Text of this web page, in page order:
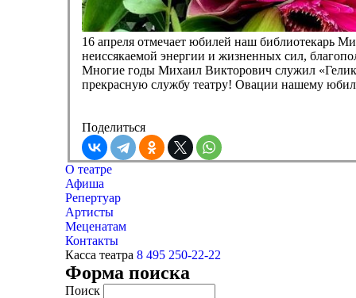
16 апреля отмечает юбилей наш библиотекарь
неиссякаемой энергии и жизненных сил,
Многие годы Михаил Викторович служил
прекрасную службу театру! Овации нашему
Поделиться
О театре
Афиша
Репертуар
Артисты
Меценатам
Контакты
Касса театра 8 495 250-22-22
Форма поиска
Поиск